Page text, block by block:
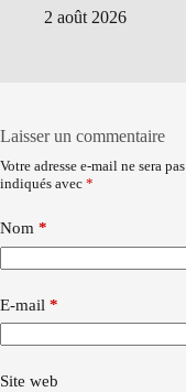
2 août 2026
Laisser un commentaire
Votre adresse e-mail ne sera
indiqués avec *
Nom *
E-mail *
Site web